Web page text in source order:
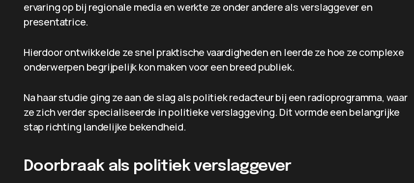
ervaring op bij regionale media en werkte ze onder andere als verslaggever en
presentatrice.
Hierdoor ontwikkelde ze snel praktische vaardigheden en leerde ze hoe ze complexe
onderwerpen begrijpelijk kon maken voor een breed publiek.
Na haar studie ging ze aan de slag als politiek redacteur bij een radioprogramma, waar
ze zich verder specialiseerde in politieke verslaggeving. Dit vormde een belangrijke
stap richting landelijke bekendheid.
Doorbraak als politiek verslaggever